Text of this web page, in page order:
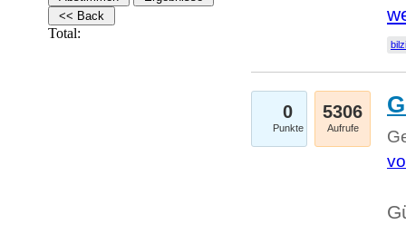
Total:
0
Punkte
5306
Aufrufe